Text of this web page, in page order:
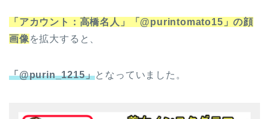
「アカウント：高橋名人」「@purintomato15」の顔
画像 を拡大すると、
「@purin_1215」となっていました。